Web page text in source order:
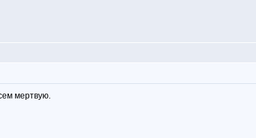
мертвую.